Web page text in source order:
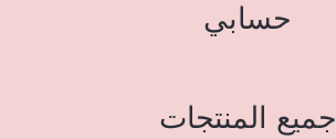
حسابي
جميع المنتجات